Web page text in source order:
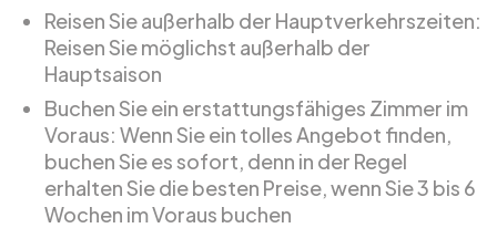
Reisen Sie außerhalb der Hauptverkehrszeiten:
Reisen Sie möglichst außerhalb der
Hauptsaison
Buchen Sie ein erstattungsfähiges Zimmer im
Voraus: Wenn Sie ein tolles Angebot finden,
buchen Sie es sofort, denn in der Regel
erhalten Sie die besten Preise, wenn Sie 3 bis 6
Wochen im Voraus buchen